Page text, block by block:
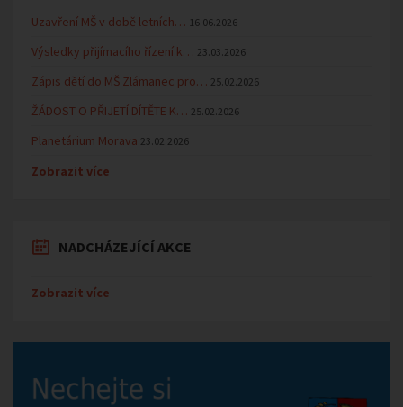
Uzavření MŠ v době letních… 16.06.2026
Výsledky přijímacího řízení k… 23.03.2026
Zápis dětí do MŠ Zlámanec pro… 25.02.2026
ŽÁDOST O PŘIJETÍ DÍTĚTE K… 25.02.2026
Planetárium Morava 23.02.2026
Zobrazit více
NADCHÁZEJÍCÍ AKCE
Zobrazit více